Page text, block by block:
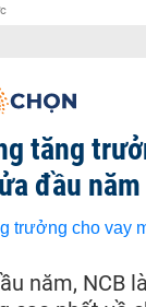
tăng
đầu
năm, NCB